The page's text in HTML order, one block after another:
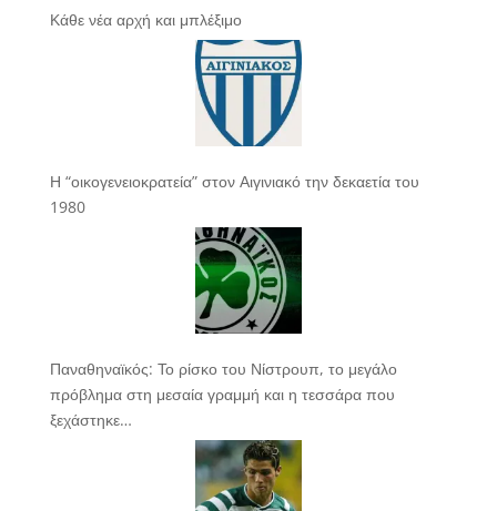
Κάθε νέα αρχή και μπλέξιμο
Η “οικογενειοκρατεία” στον Αιγινιακό την δεκαετία του
1980
Παναθηναϊκός: Το ρίσκο του Νίστρουπ, το μεγάλο
πρόβλημα στη μεσαία γραμμή και η τεσσάρα που
ξεχάστηκε…